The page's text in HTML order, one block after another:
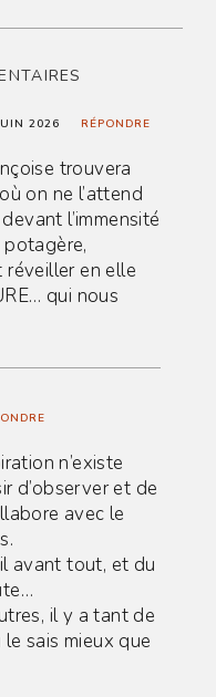
2026 RÉPONDRE
trouvera
on ne l’attend
l’immensité
potagère,
réveiller en elle
qui nous
n’existe
d’observer et de
avec le
avant tout, et du
il y a tant de
sais mieux que